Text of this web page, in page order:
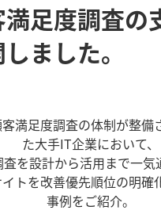
足度調査の
ました。
満足度調査の体制が整備
た大手IT企業において、
を設計から活用まで一気
トを改善優先順位の明確
事例をご紹介。